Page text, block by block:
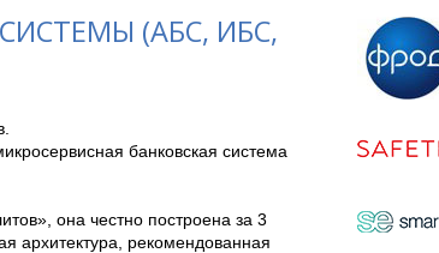
(АБС, ИБС,
банковская система
она честно построена за 3
архитектура, рекомендованная